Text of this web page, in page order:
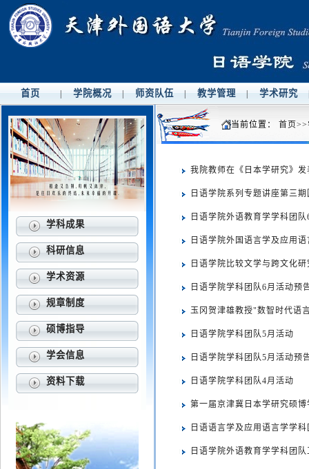
首页 学院概况 师资队伍 教学管理 学术研究
学科成果
科研信息
学术资源
规章制度
硕博指导
学会信息
资料下载
当前位置： 首页>>
我院教师在《日本学研究》
日语学院系列专题讲座第三
日语学院外语教育学学科团
日语学院外国语言学及应用
日语学院比较文学与跨文化
日语学院学科团队6月活动预
玉冈贺津雄教授"数智时代语
日语学院学科团队5月活动
日语学院学科团队5月活动预
日语学院学科团队4月活动
第一届京津冀日本学研究硕
日语语言学及应用语言学学
日语学院外语教育学学科团